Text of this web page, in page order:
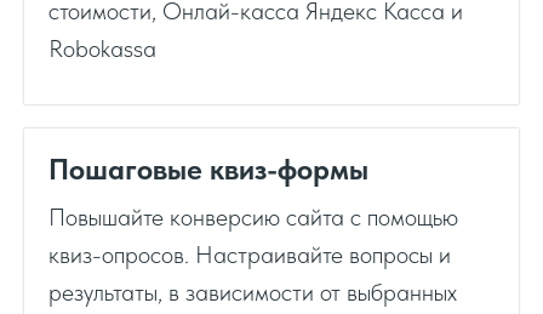
стоимости, Онлай-касса Яндекс Касса и
Robokassa
Пошаговые квиз-формы
Повышайте конверсию сайта с помощью
квиз-опросов. Настраивайте вопросы и
результаты, в зависимости от выбранных